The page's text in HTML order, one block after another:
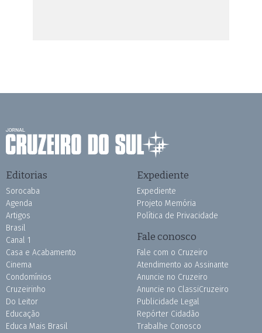
Editorias
Sorocaba
Agenda
Artigos
Brasil
Canal 1
Casa e Acabamento
Cinema
Condomínios
Cruzeirinho
Do Leitor
Educação
Educa Mais Brasil
Expediente
Expediente
Projeto Memória
Política de Privacidade
Fale conosco
Fale com o Cruzeiro
Atendimento ao Assinante
Anuncie no Cruzeiro
Anuncie no ClassiCruzeiro
Publicidade Legal
Repórter Cidadão
Trabalhe Conosco